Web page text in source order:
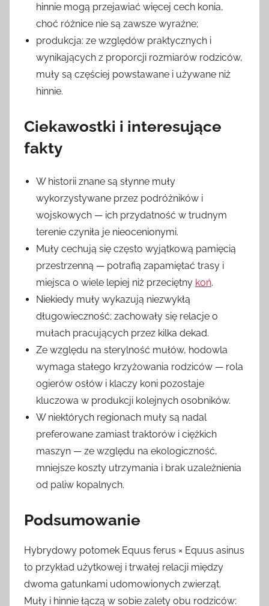
hinnie mogą przejawiać więcej cech konia,
choć różnice nie są zawsze wyraźne;
produkcja: ze względów praktycznych i
wynikających z proporcji rozmiarów rodziców,
muły są częściej powstawane i używane niż
hinnie.
Ciekawostki i interesujące
fakty
W historii znane są słynne muły
wykorzystywane przez podróżników i
wojskowych — ich przydatność w trudnym
terenie czyniła je nieocenionymi.
Muły cechują się często wyjątkową pamięcią
przestrzenną — potrafią zapamiętać trasy i
miejsca o wiele lepiej niż przeciętny koń.
Niekiedy muły wykazują niezwykłą
długowieczność; zachowały się relacje o
mułach pracujących przez kilka dekad.
Ze względu na sterylność mułów, hodowla
wymaga stałego krzyżowania rodziców — rola
ogierów osłów i klaczy koni pozostaje
kluczowa w produkcji kolejnych osobników.
W niektórych regionach muły są nadal
preferowane zamiast traktorów i ciężkich
maszyn — ze względu na ekologiczność,
mniejsze koszty utrzymania i brak uzależnienia
od paliw kopalnych.
Podsumowanie
Hybrydowy potomek Equus ferus × Equus asinus
to przykład użytkowej i trwałej relacji między
dwoma gatunkami udomowionych zwierząt.
Muły i hinnie łączą w sobie zalety obu rodziców: